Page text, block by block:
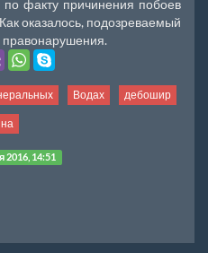
по факту причинения побоев
оказалось, подозреваемый
Водах дебошир
2016, 14:51